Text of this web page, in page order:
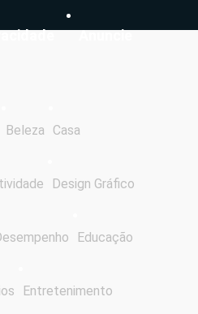
Anuncie
Beleza Casa
Design Gráfico
Educação
Entretenimento